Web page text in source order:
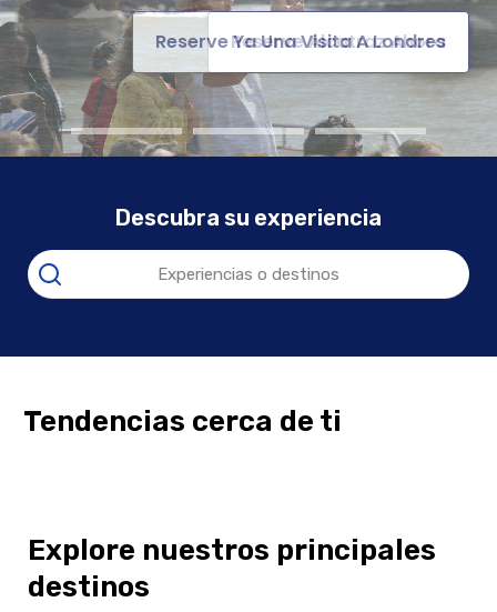
Reserve Alcatraz Ahora
Reserve Ya Una Visita A Londres
Reserve Ya En Las Cataratas Del Niágara
Descubra su experiencia
Experiencias o destinos
Tendencias cerca de ti
Explore nuestros principales
destinos